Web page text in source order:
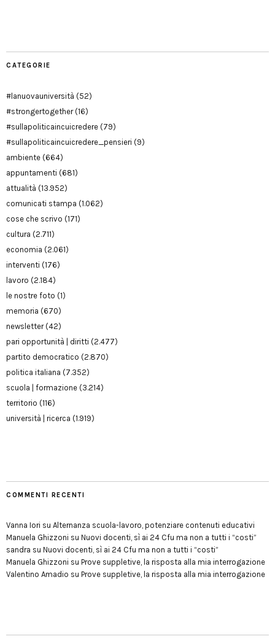
CATEGORIE
#lanuovauniversità (52)
#strongertogether(16)
#sullapoliticaincuicredere (79)
#sullapoliticaincuicredere_pensieri (9)
ambiente (664)
appuntamenti (681)
attualità (13.952)
comunicati stampa (1.062)
cose che scrivo (171)
cultura (2.711)
economia (2.061)
interventi (176)
lavoro (2.184)
le nostre foto (1)
memoria (670)
newsletter(42)
pari opportunità | diritti (2.477)
partito democratico (2.870)
politica italiana (7.352)
scuola | formazione (3.214)
territorio (116)
università | ricerca (1.919)
COMMENTI RECENTI
Vanna Iori su Alternanza scuola-lavoro, potenziare contenuti educativi
Manuela Ghizzoni su Nuovi docenti, sì ai 24 Cfu ma non a tutti i “costi”
sandra su Nuovi docenti, sì ai 24 Cfu ma non a tutti i “costi”
Manuela Ghizzoni su Prove suppletive, la risposta alla mia interrogazione
Valentino Amadio su Prove suppletive, la risposta alla mia interrogazione